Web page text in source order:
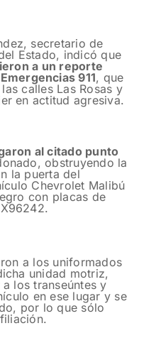
secretario de
Estado, indicó que
a un reporte
Emergencias 911, que
calles Las Rosas y
en actitud agresiva.
al citado punto
obstruyendo la
la puerta del
Chevrolet Malibú
con placas de
a los uniformados
unidad motriz,
los transeúntes y
en ese lugar y se
por lo que sólo